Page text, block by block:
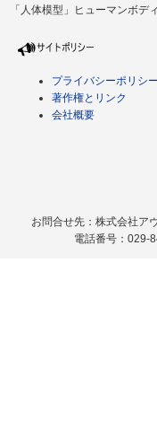
「人体模型」ヒューマンボ
プライバシーポリシ
著作権とリンク
会社概要
お問合せ先：株式会社ア
電話番号：